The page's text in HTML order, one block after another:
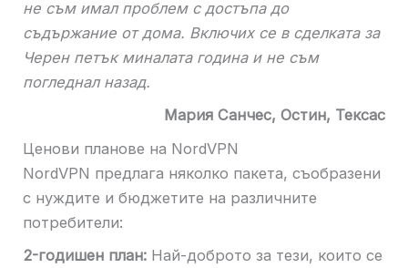
не съм имал проблем с достъпа до
съдържание от дома. Включих се в сделката за
Черен петък миналата година и не съм
погледнал назад.
Мария Санчес, Остин, Тексас
Ценови планове на NordVPN
NordVPN предлага няколко пакета, съобразени
с нуждите и бюджетите на различните
потребители:
2-годишен план: Най-доброто за тези, които се